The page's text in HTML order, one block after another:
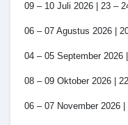
09 – 10 Juli 2026 | 23 –
06 – 07 Agustus 2026 |
04 – 05 September 2026
08 – 09 Oktober 2026 |
06 – 07 November 2026